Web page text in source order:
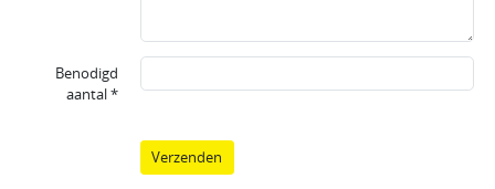
Benodigd
aantal *
Verzenden